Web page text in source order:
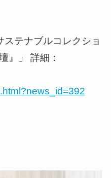
テナブルコレクショ
』」 詳細：